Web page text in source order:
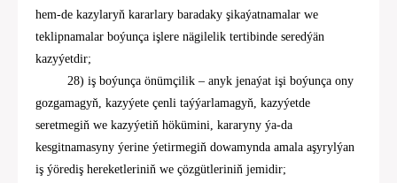
hem-de kazylaryň kararlary baradaky şikaýatnamalar we
teklipnamalar boýunça işlere nägilelik tertibinde seredýän
kazyýetdir;
28) iş boýunça önümçilik – anyk jenaýat işi boýunça ony
gozgamagyň, kazyýete çenli taýýarlamagyň, kazyýetde
seretmegiň we kazyýetiň hökümini, kararyny ýa-da
kesgitnamasyny ýerine ýetirmegiň dowamynda amala aşyrylýan
iş ýörediş hereketleriniň we çözgütleriniň jemidir;